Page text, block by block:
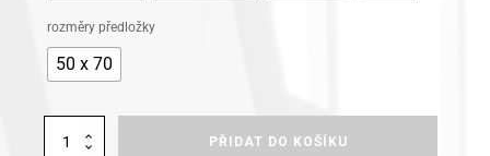
rozměry předložky
50 x 70
Kleine
PŘIDAT DO KOŠÍKU